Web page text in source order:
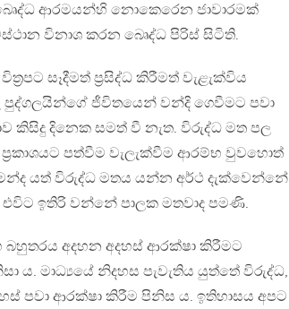
ආරමයන්හි නොකෙරෙන ජාවාරමක්
විනාශ කරන බෙෘද්ධ පිරිස් සිටිති.
සෑදීමත් ප‍්‍රසිද්ධ කිරීමත් වැළැක්විය
ජීවිතයෙන් වන්දි ගෙවීමට පවා
කිසිදු දිනෙක සමත් වී නැත. විරුද්ධ මත පල
පත්වීම වැලැක්වීම ආරම්භ වුවහොත්
යත් විරුද්ධ මතය යන්න අර්ථ දැක්වෙන්නේ
ඉතිරි වන්නේ පාලක මතවාද පමණි.
බහුතරය අදහන අදහස් ආරක්ෂා කිරීමට
ය. මාධ්‍යයේ නිදහස පැවැතිය යුත්තේ විරුද්ධ,
පවා ආරක්ෂා කිරීම පිනිස ය. ඉතිහාසය අපට